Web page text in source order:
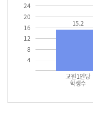
4
8
12
16
20
24
교원1인당
학생수
15.2